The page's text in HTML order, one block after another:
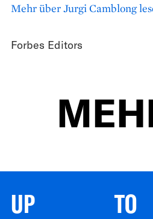
Mehr über Jurgi Camblong
Forbes Editors
UP TO